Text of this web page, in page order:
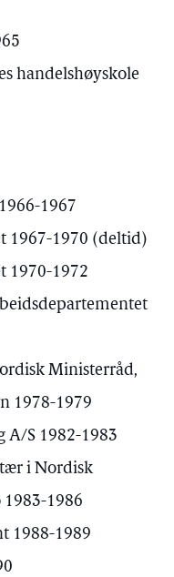
handelshøyskole
1967
1967-1970 (deltid)
1970-1972
Ministerråd,
1978-1979
A/S 1982-1983
i Nordisk
1986
1988-1989